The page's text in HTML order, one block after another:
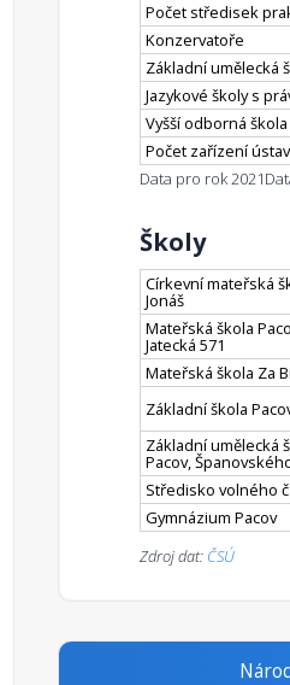
Počet středisek
Konzervatoře
Základní umělecká
Jazykové školy s
Vyšší odborná škola
Počet zařízení
Data pro rok 2021
Školy
Církevní mateřská
Jonáš
Mateřská škola
Jatecká 571
Mateřská škola Za
Základní škola
Základní umělecká
Pacov,
Středisko volného
Gymnázium Pacov
Zdroj dat: ČSÚ